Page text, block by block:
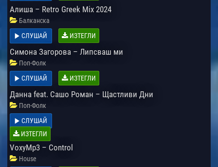
Алиша – Retro Greek Mix 2024
Балканска
СЛУШАЙ
ИЗТЕГЛИ
Симона Загорова – Липсваш ми
Поп-Фолк
СЛУШАЙ
ИЗТЕГЛИ
Данна feat. Сашо Роман – Щастливи Дни
Поп-Фолк
СЛУШАЙ
ИЗТЕГЛИ
VoxyMp3 – Control
House